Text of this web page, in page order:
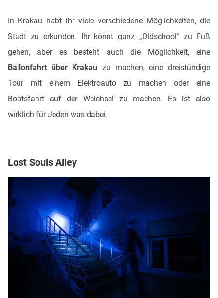
In Krakau habt ihr viele verschiedene Möglichkeiten, die
Stadt zu erkunden. Ihr könnt ganz „Oldschool“ zu Fuß
gehen, aber es besteht auch die Möglichkeit, eine
Ballonfahrt über Krakau zu machen, eine dreistündige
Tour mit einem Elektroauto zu machen oder eine
Bootsfahrt auf der Weichsel zu machen. Es ist also
wirklich für Jeden was dabei.
Lost Souls Alley